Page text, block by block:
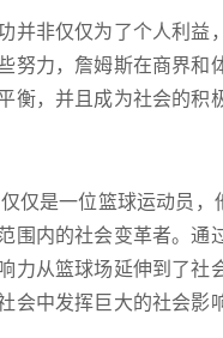
并非仅仅为了个人利
努力，詹姆斯在商界
衡，并且成为社会的积
仅是一位篮球运动员
围内的社会变革者。
力从篮球场延伸到了
会中发挥巨大的社会影